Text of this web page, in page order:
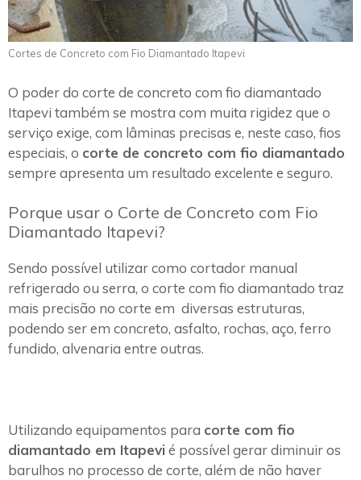
Cortes de Concreto com Fio Diamantado Itapevi
O poder do corte de concreto com fio diamantado
Itapevi também se mostra com muita rigidez que o
serviço exige, com lâminas precisas e, neste caso, fios
especiais, o corte de concreto com fio diamantado
sempre apresenta um resultado excelente e seguro.
Porque usar o Corte de Concreto com Fio
Diamantado Itapevi?
Sendo possível utilizar como cortador manual
refrigerado ou serra, o corte com fio diamantado traz
mais precisão no corte em diversas estruturas,
podendo ser em concreto, asfalto, rochas, aço, ferro
fundido, alvenaria entre outras.
Utilizando equipamentos para corte com fio
diamantado em Itapevi é possível gerar diminuir os
barulhos no processo de corte, além de não haver